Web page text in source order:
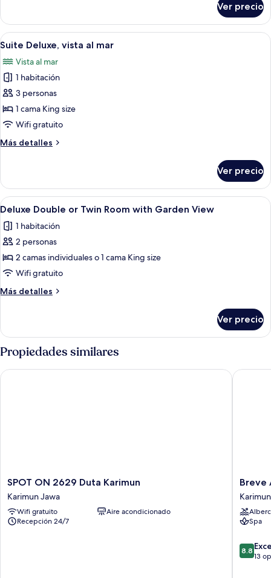
o
individuales,
sin
ventanas
superior
con
1
matrimonial
o
individuales,
sin
ventanas
Ver precio
Abrir
todas
las
fotos
de
Suite
Deluxe,
al
Una habitación de hotel moderna
4
Suite Deluxe, vista al mar
Vista al mar
1 habitación
3 personas
1 cama King size
Wifi gratuito
Más detalles
Más
Deluxe,
vista
al
Ver precio
Abrir
todas
las
fotos
de
Deluxe
Double
or
Room
with
Garden
View
Habitación de hotel con dos camas,
4
Deluxe Double or Twin Room with Garden View
1 habitación
2 personas
2 camas individuales o 1 cama King size
Wifi gratuito
Más detalles
Más
Double
or
Twin
Room
with
Ver precio
Propiedades similares
SPOT
ON
2629
Duta
Karimun
SPOT ON 2629 Duta Karimun
Karimun Jawa
Wifi gratuito
Aire acondicionado
Recepción 24/7
SPOT ON 2629 Duta Karimun
Breve
Azurine
Lagoon
Retreat
Karimun
Breve
Spa
8.8
de
8.8
13
Breve